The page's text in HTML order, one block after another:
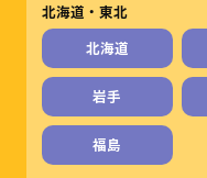
北海道・東北
北海道
岩手
福島